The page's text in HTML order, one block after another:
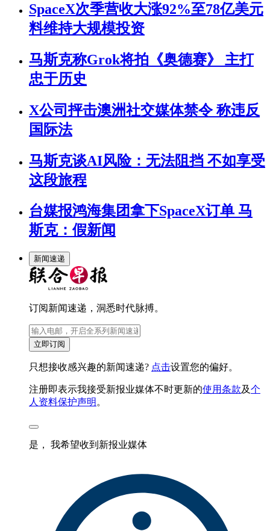
SpaceX次季营收大涨92%至78亿美元
料维持大规模投资
马斯克称Grok将拍《奥德赛》 主打
忠于历史
X公司抨击澳洲社交媒体禁令 称违反
国际法
马斯克谈AI风险：无法阻挡 不如享受
这段旅程
台媒报鸿海集团拿下SpaceX订单 马
斯克：假新闻
新闻速递
订阅新闻速递，洞悉时代脉搏。
立即订阅
只想接收感兴趣的新闻速递? 点击设置您的偏好。
注册即表示我接受新报业媒体不时更新的使用条款及个
人资料保护声明 。
是， 我希望收到新报业媒体